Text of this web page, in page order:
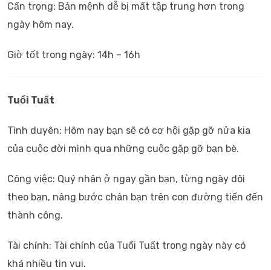
Cẩn trọng: Bản mệnh dễ bị mất tập trung hơn trong
ngày hôm nay.
Giờ tốt trong ngày: 14h – 16h
Tuổi Tuất
Tình duyên: Hôm nay bạn sẽ có cơ hội gặp gỡ nửa kia
của cuộc đời mình qua những cuộc gặp gỡ bạn bè.
Công việc: Quý nhân ở ngay gần bạn, từng ngày dõi
theo bạn, nâng bước chân bạn trên con đường tiến đến
thành công.
Tài chính: Tài chính của Tuổi Tuất trong ngày này có
khá nhiều tin vui.